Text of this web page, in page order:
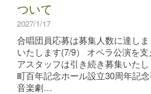
ついて
2027/1/17
合唱団員応募は募集人数に達し
いたします(7/9） オペラ公演を
アスタッフは引き続き募集いた
町百年記念ホール設立30周年記
音楽劇…